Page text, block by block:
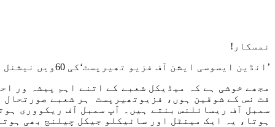
نمسکار!
’انڈین ایسوسی ایشن آف فزیو تھیرپسٹ‘کی 60ویں نیشنل کانفرنس کے لئے آپ سب کو نیک خواہشات!
مجھے خوشی ہے کہ میڈیکل شعبے کے اتنے اہم پیشہ ور
فٹ نس کے شوقین ہوں، فزیوتھیرپسٹ ہر شعبے
سمبل آف ریسائلنس بنتے ہیں۔ آپ سمبل آف ریکووری
ہوتا، یہ ایک مینٹل اور سائیکلو جیکل چیلنج بھی